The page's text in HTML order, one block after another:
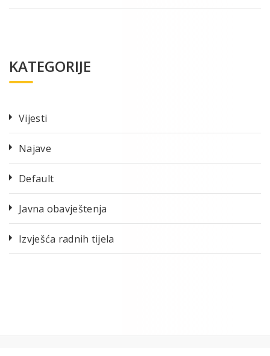
KATEGORIJE
Vijesti
Najave
Default
Javna obavještenja
Izvješća radnih tijela